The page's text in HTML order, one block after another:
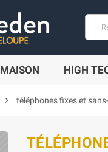
MAISON HIGH
chevron_right téléphones fixes et